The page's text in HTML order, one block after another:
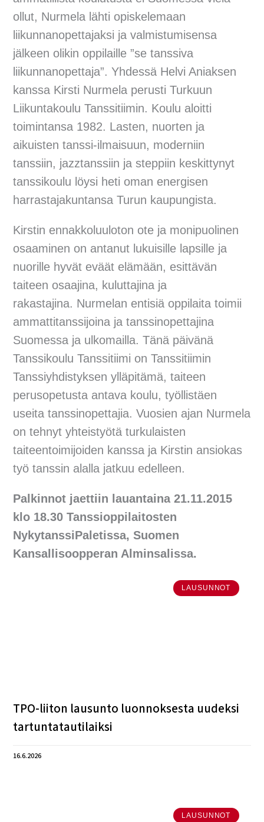
ollut, Nurmela lähti opiskelemaan
liikunnanopettajaksi ja valmistumisensa
jälkeen olikin oppilaille ”se tanssiva
liikunnanopettaja”. Yhdessä Helvi Aniaksen
kanssa Kirsti Nurmela perusti Turkuun
Liikuntakoulu Tanssitiimin. Koulu aloitti
toimintansa 1982. Lasten, nuorten ja
aikuisten tanssi-ilmaisuun, moderniin
tanssiin, jazztanssiin ja steppiin keskittynyt
tanssikoulu löysi heti oman energisen
harrastajakuntansa Turun kaupungista.
Kirstin ennakkoluuloton ote ja monipuolinen
osaaminen on antanut lukuisille lapsille ja
nuorille hyvät eväät elämään, esittävän
taiteen osaajina, kuluttajina ja
rakastajina. Nurmelan entisiä oppilaita toimii
ammattitanssijoina ja tanssinopettajina
Suomessa ja ulkomailla. Tänä päivänä
Tanssikoulu Tanssitiimi on Tanssitiimin
Tanssiyhdistyksen ylläpitämä, taiteen
perusopetusta antava koulu, työllistäen
useita tanssinopettajia. Vuosien ajan Nurmela
on tehnyt yhteistyötä turkulaisten
taiteentoimijoiden kanssa ja Kirstin ansiokas
työ tanssin alalla jatkuu edelleen.
Palkinnot jaettiin lauantaina 21.11.2015
klo 18.30 Tanssioppilaitosten
NykytanssiPaletissa, Suomen
Kansallisoopperan Alminsalissa.
LAUSUNNOT
TPO-liiton lausunto luonnoksesta uudeksi
tartuntatautilaiksi
16.6.2026
LAUSUNNOT